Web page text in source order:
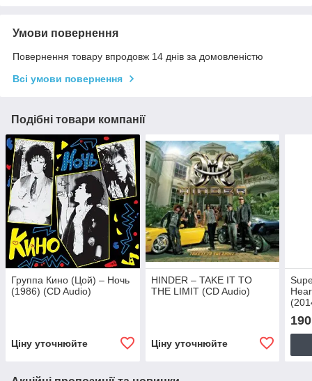
Умови повернення
Повернення товару впродовж 14 днів за домовленістю
Всі умови повернення
Подібні товари компанії
Группа Кино (Цой) – Ночь
(1986) (CD Audio)
Ціну уточнюйте
HINDER – TAKE IT TO
THE LIMIT (CD Audio)
Ціну уточнюйте
190